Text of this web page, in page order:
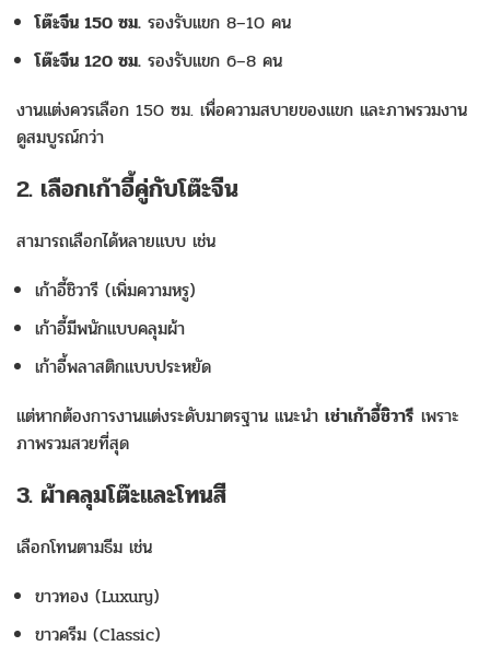
โต๊ะจีน 150 ซม. รองรับแขก 8–10 คน
โต๊ะจีน 120 ซม. รองรับแขก 6–8 คน
งานแต่งควรเลือก 150 ซม. เพื่อความสบายของแขก และภาพรวมงาน
ดูสมบูรณ์กว่า
2. เลือกเก้าอี้คู่กับโต๊ะจีน
สามารถเลือกได้หลายแบบ เช่น
เก้าอี้ชิวารี (เพิ่มความหรู)
เก้าอี้มีพนักแบบคลุมผ้า
เก้าอี้พลาสติกแบบประหยัด
แต่หากต้องการงานแต่งระดับมาตรฐาน แนะนำ เช่าเก้าอี้ชิวารี เพราะ
ภาพรวมสวยที่สุด
3. ผ้าคลุมโต๊ะและโทนสี
เลือกโทนตามธีม เช่น
ขาวทอง (Luxury)
ขาวครีม (Classic)